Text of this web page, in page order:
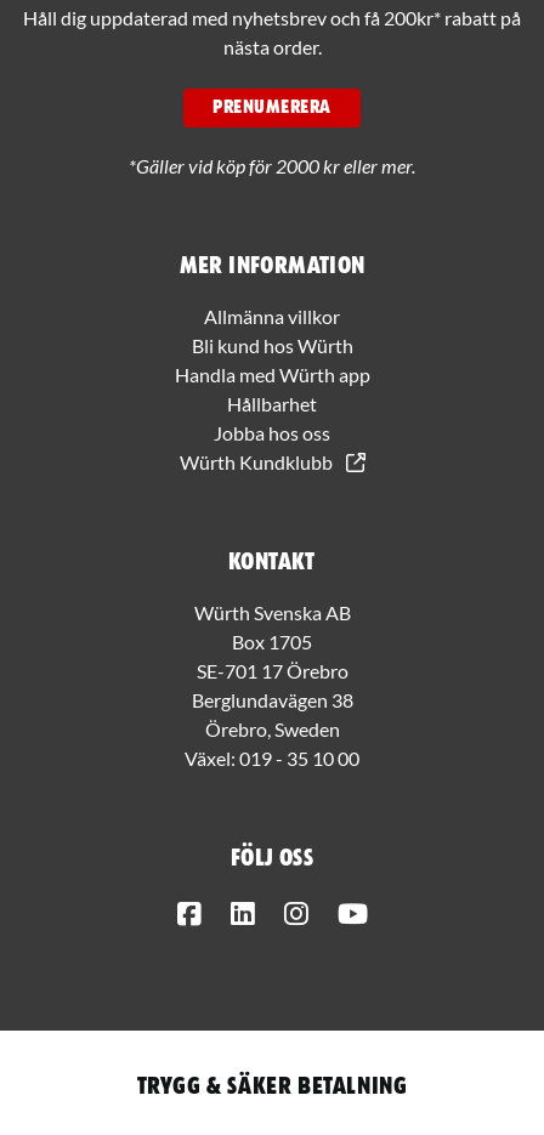
Mer information
Allmänna villkor
Bli kund hos Würth
Handla med Würth app
Hållbarhet
Jobba hos oss
Würth Kundklubb
Kontakt
Würth Svenska AB
Box 1705
SE-701 17 Örebro
Berglundavägen 38
Örebro, Sweden
Växel: 019 - 35 10 00
Följ oss
FacebookLinkedInInstagram
Håll dig uppdaterad med nyhetsbrev och få 200kr* rabatt på
nästa order.
PRENUMERERA
*Gäller vid köp för 2000 kr eller mer.
Trygg & säker betalning